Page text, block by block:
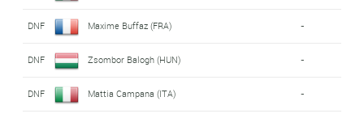
DNF Maxime Buffaz (FRA) -
DNF Zsombor Balogh (HUN) -
DNF Mattia Campana (ITA) -